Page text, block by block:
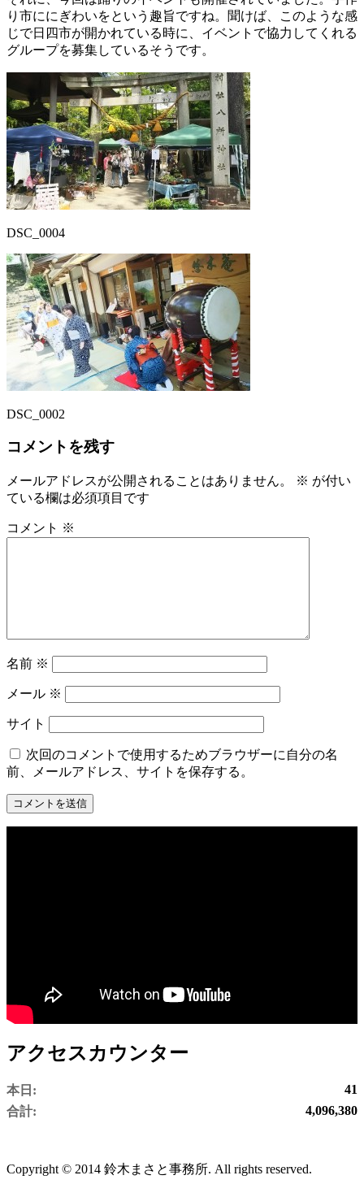
り市ににぎわいをという趣旨ですね。聞けば、このような感
じで日四市が開かれている時に、イベントで協力してくれる
グループを募集しているそうです。
DSC_0004
DSC_0002
コメントを残す
メールアドレスが公開されることはありません。 ※ が付い
ている欄は必須項目です
コメント ※
名前 ※
メール ※
サイト
次回のコメントで使用するためブラウザーに自分の名
前、メールアドレス、サイトを保存する。
アクセスカウンター
本日:
41
合計:
4,096,380
Copyright © 2014 鈴木まさと事務所. All rights reserved.